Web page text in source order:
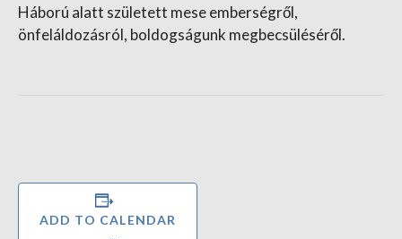
Háború alatt született mese emberségről,
önfeláldozásról, boldogságunk megbecsüléséről.
ADD TO CALENDAR